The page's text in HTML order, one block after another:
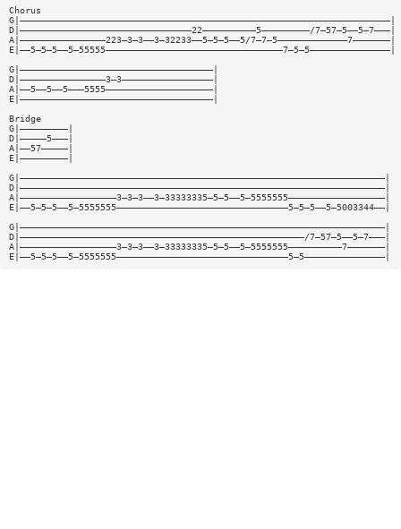
Chorus
G|—————————————————————————————————————————————————————————————————————|
D|————————————————————————————————22——————————5—————————/7—57—5——5—7———|
A|————————————————223—3—3——3—32233——5—5—5——5/7—7—5—————————————7———————|
E|——5—5—5——5—55555—————————————————————————————————7—5—5———————————————|
G|————————————————————————————————————|
D|————————————————3—3—————————————————|
A|——5——5——5———5555————————————————————|
E|————————————————————————————————————|
Bridge
G|—————————|
D|—————5———|
A|——57—————|
E|—————————|
G|————————————————————————————————————————————————————————————————————|
D|————————————————————————————————————————————————————————————————————|
A|——————————————————3—3—3——3—33333335—5—5——5—5555555——————————————————|
E|——5—5—5——5—5555555————————————————————————————————5—5—5——5—5003344——|
G|————————————————————————————————————————————————————————————————————|
D|—————————————————————————————————————————————————————/7—57—5——5—7———|
A|——————————————————3—3—3——3—33333335—5—5——5—5555555——————————7———————|
E|——5—5—5——5—5555555————————————————————————————————5—5———————————————|